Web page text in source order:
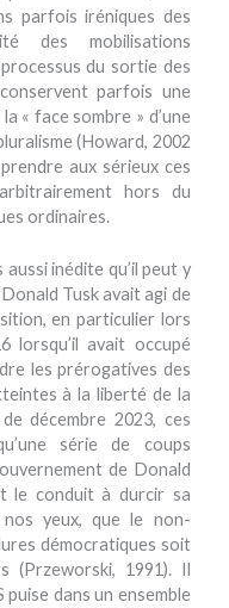
parfois iréniques des
des mobilisations
du sortie des
conservent parfois une
« face sombre » d’une
(Howard, 2002
aux sérieux ces
hors du
ordinaires.
inédite qu’il peut y
Tusk avait agi de
en particulier lors
lorsqu’il avait occupé
les prérogatives des
à la liberté de la
décembre 2023, ces
série de coups
de Donald
le conduit à durcir sa
nos yeux, que le non-
démocratiques soit
(Przeworski, 1991). Il
dans un ensemble